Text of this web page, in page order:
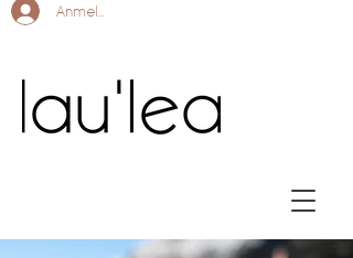
Anmelden